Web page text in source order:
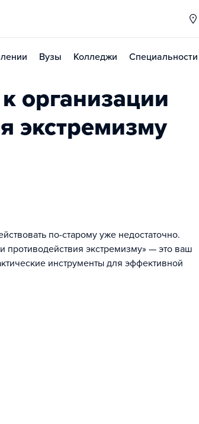
Вузы Колледжи Специальности
организации
экстремизму
по-старому уже недостаточно.
экстремизму» — это ваш
инструменты для эффективной